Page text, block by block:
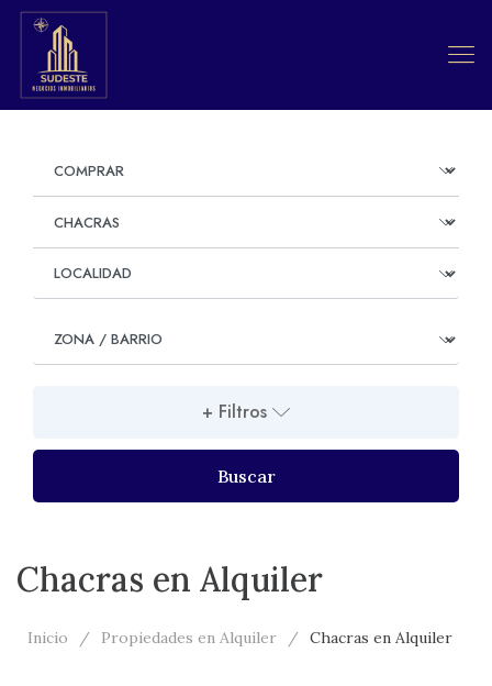
+ Filtros
Buscar
Chacras en Alquiler
Inicio Propiedades en Alquiler Chacras en Alquiler